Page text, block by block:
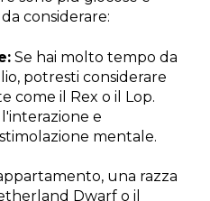
considerare:
Se hai molto tempo da
potresti considerare
come il Rex o il Lop.
e
mentale.
una razza
Dwarf o il